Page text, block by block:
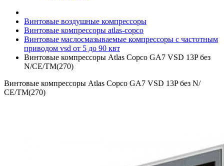
Винтовые воздушные компрессоры
Винтовые компрессоры atlas-copco
Винтовые маслосмазываемые компрессоры с частотным
приводом vsd от 5 до 90 квт
Винтовые компрессоры Atlas Copco GA7 VSD 13P без
N/СЕ/TM(270)
Винтовые компрессоры Atlas Copco GA7 VSD 13P без N/
СЕ/TM(270)